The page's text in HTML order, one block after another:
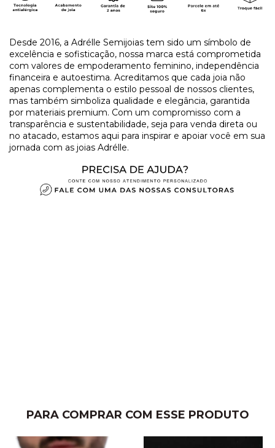
Desde 2016, a Adrélle Semijoias tem sido um símbolo de
excelência e sofisticação, nossa marca está comprometida
com valores de empoderamento feminino, independência
financeira e autoestima. Acreditamos que cada joia não
apenas complementa o estilo pessoal de nossos clientes,
mas também simboliza qualidade e elegância, garantida
por materiais premium. Com um compromisso com a
transparência e sustentabilidade, seja para venda direta ou
no atacado, estamos aqui para inspirar e apoiar você em sua
jornada com as joias Adrélle.
PARA COMPRAR COM ESSE PRODUTO